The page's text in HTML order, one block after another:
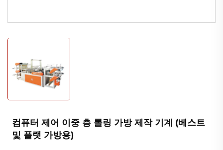
컴퓨터 제어 이중 층 롤링 가방 제작 기계 (베스트
및 플랫 가방용)